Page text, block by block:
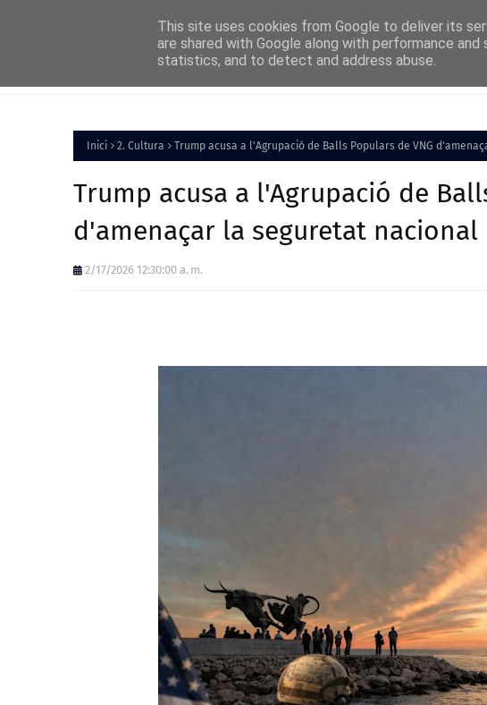
Inici Política
Inici 2. Cultura Trump acusa a l'Agrupació de Balls Populars de VNG
Trump acusa a l'Agrupació de
d'amenaçar la seguretat nacional
2/17/2026 12:30:00 a. m.
This site uses cookies from Google to deliver its
are shared with Google along with performance
statistics, and to detect and address abuse.